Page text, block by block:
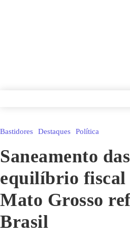
Bastidores Destaques Política
Saneamento
equilíbrio
Mato Grosso
Brasil